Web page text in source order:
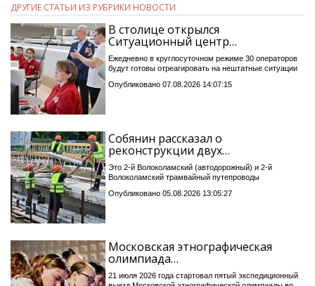
ДРУГИЕ СТАТЬИ ИЗ РУБРИКИ НОВОСТИ
В столице открылся
Ситуационный центр…
Ежедневно в круглосуточном режиме 30 операторов
будут готовы отреагировать на нештатные ситуации
Опубликовано 07.08.2026 14:07:15
Собянин рассказал о
реконструкции двух…
Это 2-й Волоколамский (автодорожный) и 2-й
Волоколамский трамвайный путепроводы
Опубликовано 05.08.2026 13:05:27
Московская этнографическая
олимпиада…
21 июля 2026 года стартовал пятый экспедиционный